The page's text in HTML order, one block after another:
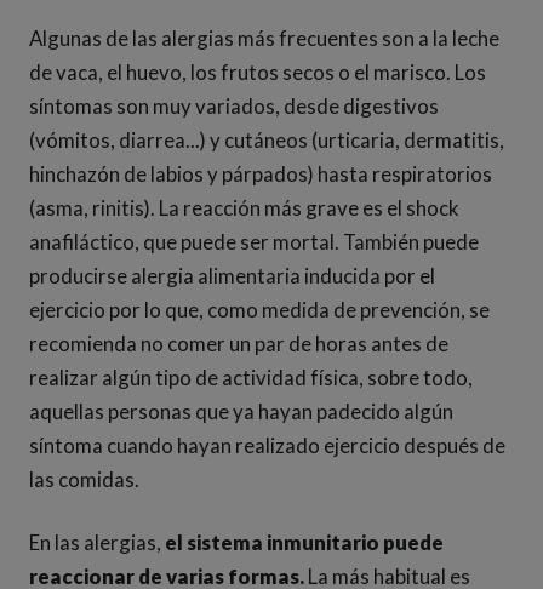
Algunas de las alergias más frecuentes son a la leche
de vaca, el huevo, los frutos secos o el marisco. Los
síntomas son muy variados, desde digestivos
(vómitos, diarrea...) y cutáneos (urticaria, dermatitis,
hinchazón de labios y párpados) hasta respiratorios
(asma, rinitis). La reacción más grave es el shock
anafiláctico, que puede ser mortal. También puede
producirse alergia alimentaria inducida por el
ejercicio por lo que, como medida de prevención, se
recomienda no comer un par de horas antes de
realizar algún tipo de actividad física, sobre todo,
aquellas personas que ya hayan padecido algún
síntoma cuando hayan realizado ejercicio después de
las comidas.
En las alergias, el sistema inmunitario puede
reaccionar de varias formas.La más habitual es